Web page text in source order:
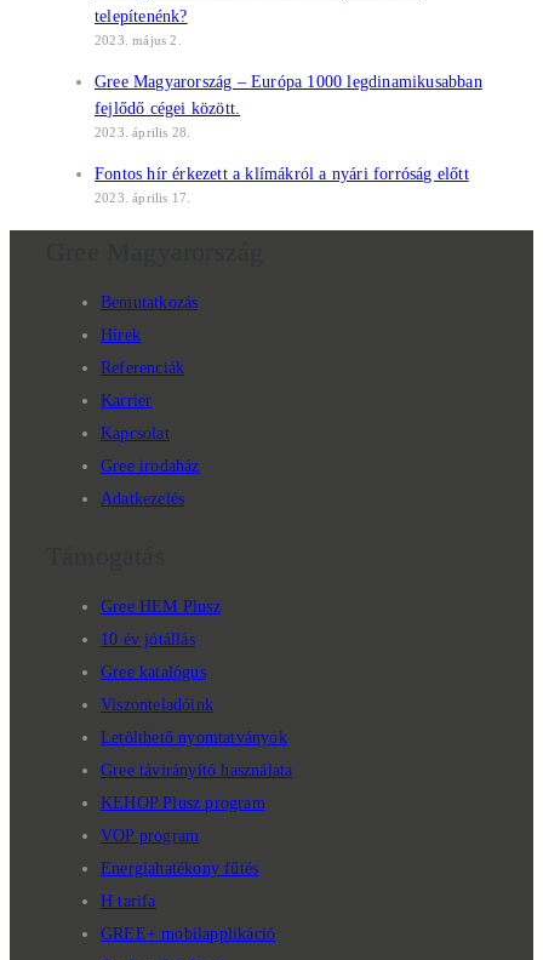
telepítenénk?
2023. május 2.
Gree Magyarország – Európa 1000 legdinamikusabban
fejlődő cégei között.
2023. április 28.
Fontos hír érkezett a klímákról a nyári forróság előtt
2023. április 17.
Bemutatkozás
Hírek
Referenciák
Karrier
Kapcsolat
Gree irodaház
Adatkezelés
Gree HEM Plusz
10 év jótállás
Gree katalógus
Viszonteladóink
Letölthető nyomtatványok
Gree távirányító használata
KEHOP Plusz program
VOP program
Energiahatékony fűtés
H tarifa
GREE+ mobilapplikáció